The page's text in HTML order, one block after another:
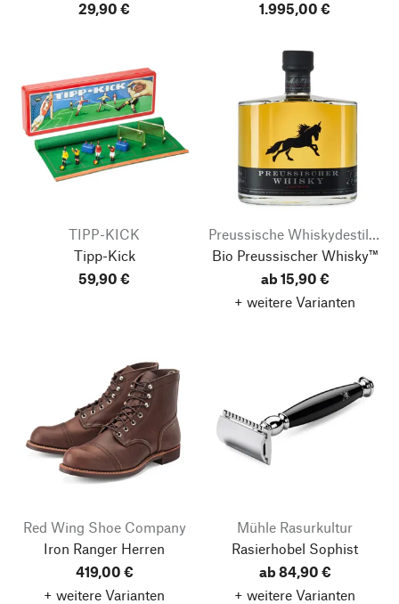
29,90 € 1.995,00 €
TIPP-KICK
Tipp-Kick
59,90 €
Preussische Whiskydestillerie
Bio Preussischer Whisky™
ab 15,90 €
+ weitere Varianten
Red Wing Shoe Company
Iron Ranger Herren
419,00 €
+ weitere Varianten
Mühle Rasurkultur
Rasierhobel Sophist
ab 84,90 €
+ weitere Varianten